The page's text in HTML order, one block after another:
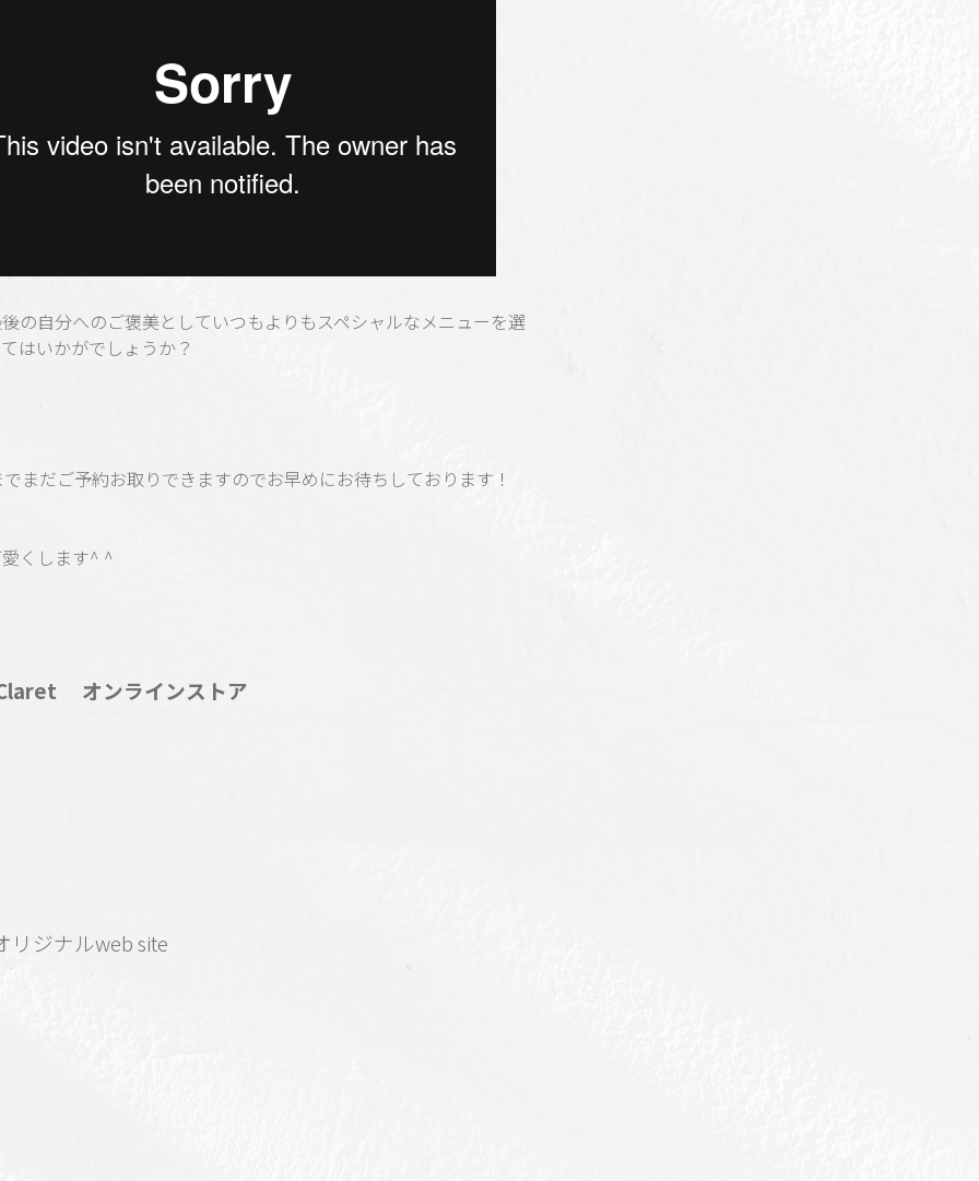
の自分へのご褒美としていつもよりもスペシャルなメニューを選
はいかがでしょうか？
まだご予約お取りできますのでお早めにお待ちしております！
くします^ ^
オンラインストア
リジナルweb site